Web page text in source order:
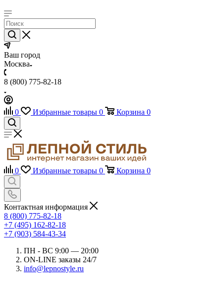
Ваш город
Москва
8 (800) 775-82-18
0 Избранные товары 0 Корзина 0
0 Избранные товары 0 Корзина 0
Контактная информация
8 (800) 775-82-18
+7 (495) 162-82-18
+7 (903) 584-43-34
ПН - ВС 9:00 — 20:00
ON-LINE заказы 24/7
info@lepnostyle.ru